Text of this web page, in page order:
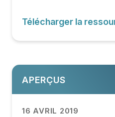
Télécharger la
APERÇUS
16 AVRIL 2019